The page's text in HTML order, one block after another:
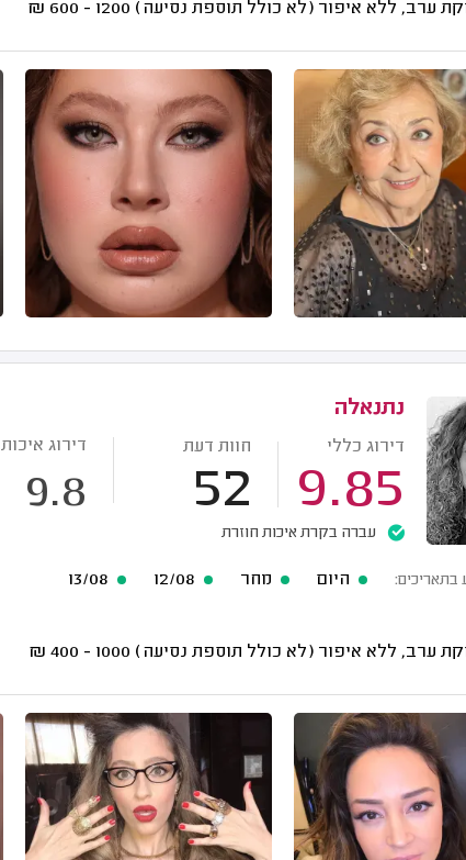
ערב, ללא איפור (לא כולל תוספת נסיעה) 1200 - 600
₪
נתנאלה
דירוג כללי
9.85
חוות דעת
52
דירוג איכות
9.8
עברה בקרת איכות חוזרת
בתאריכים: היום מחר
ערב, ללא איפור (לא כולל תוספת נסיעה) 1000 - 400
₪